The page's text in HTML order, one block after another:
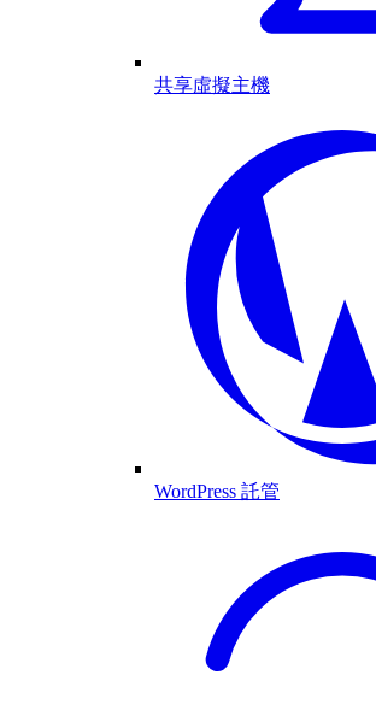
共享虛擬主機
WordPress 託管